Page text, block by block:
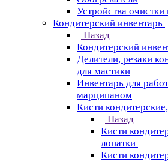
Устройства очистки
Кондитерский инвентарь
Назад
Кондитерский
Делители, резаки
для мастики
Инвентарь для
марципаном
Кисти
Назад
Кисти
лопатки
Кисти